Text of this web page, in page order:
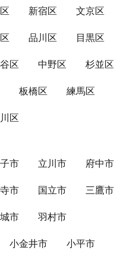
新宿区 文京区
品川区 目黒区
区 中野区 杉並区
板橋区 練馬区
区
市 立川市 府中市
市 国立市 三鷹市
市 羽村市
小金井市 小平市